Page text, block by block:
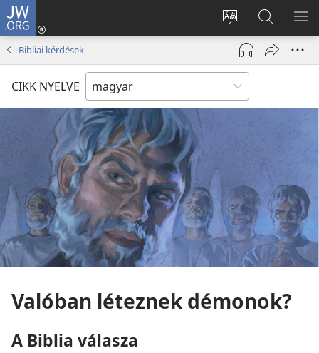
JW.ORG
Oldal
nyelvének
megváltoztatása
Bejelentkezés
(opens
window)
Keresés
a jw.org
honlapon
Bibliai kérdések
CIKK NYELVE
Valóban léteznek démonok?
A Biblia válasza